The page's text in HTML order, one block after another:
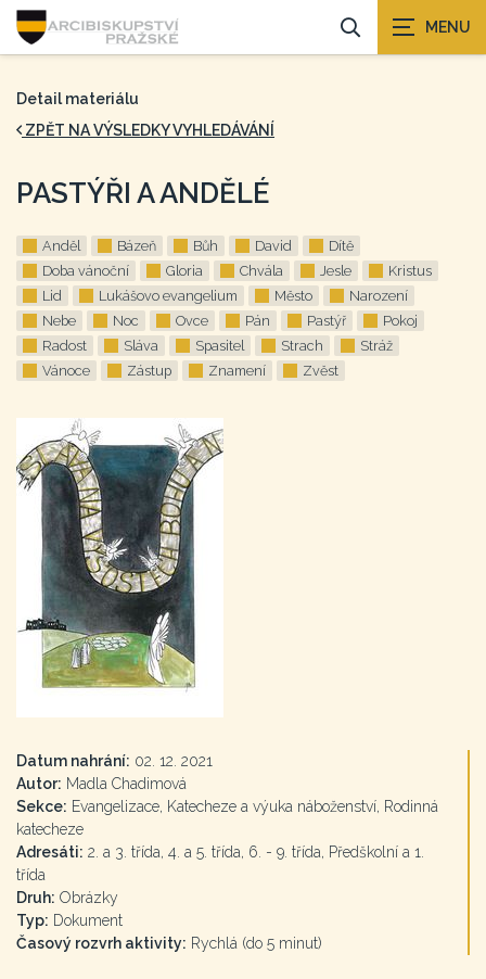
Detail materiálu
ZPĚT NA VÝSLEDKY VYHLEDÁVÁNÍ
PASTÝŘI A ANDĚLÉ
Anděl Bázeň Bůh David
Dítě
Doba vánoční
Gloria Chvála Jesle
Kristus
Lid
Lukášovo evangelium Město
Narození
Nebe
Noc Ovce Pán Pastýř
Pokoj
Radost
Sláva Spasitel Strach
Stráž
Vánoce
Zástup Znamení Zvěst
Datum nahrání: 02. 12. 2021
Autor: Madla Chadimová
Sekce: Evangelizace, Katecheze a výuka náboženství, Rodinná
katecheze
Adresáti: 2. a 3. třída, 4. a 5. třída, 6. - 9. třída, Předškolní a 1.
třída
Druh: Obrázky
Typ: Dokument
Časový rozvrh aktivity: Rychlá (do 5 minut)